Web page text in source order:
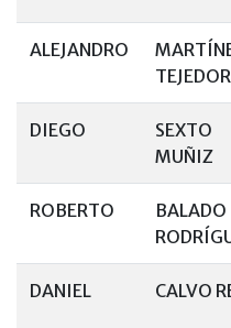
ALEJANDRO
TEJEDOR
DIEGO
SEXTO
MUÑIZ
ROBERTO
BALADO
DANIEL CALVO